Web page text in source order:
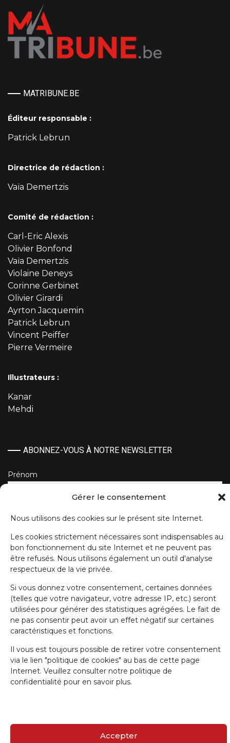
Gérer le consentement
Nous utilisons des cookies sur le présent site Internet.
Les cookies strictement nécessaires sont indispensables au
bon fonctionnement du site Internet et ne peuvent pas
être refusés. Nous utilisons également un outil d'analyse
respectueux de la vie privée.
Si vous donnez votre consentement, certaines données
(telles que votre navigateur, votre adresse IP, etc.) seront
utilisées pour générer des statistiques agrégées. Le fait de
ne pas consentir peut avoir un effet négatif sur certaines
caractéristiques et fonctions.
Il vous est toujours possible de retirer votre consentement
via le lien "politique de cookies" au bas de cette page
Internet. Veuillez consulter notre politique de
confidentialité pour en savoir plus.
Accepter
MATRIBUNE.BE
Éditeur responsable :
Patrick Lebrun
Directrice de rédaction :
Vaïa Demertzis
Comité de rédaction :
Carl-Eric Alexis
Olivier Bonfond
Vaïa Demertzis
Violaine Deneys
Corinne Gerbinet
Olivier Girardi
Ayrton Jacquemin
Patrick Lebrun
Vincent Peiffer
Pierre Vermeire
Illustrateurs :
Kanar
Mehdi
ABONNEZ-VOUS À NOTRE NEWSLETTER
Prénom
E-mail
J'accepte la politique de confidentialité.
IRW-CGSP 2024 / Responsable: Patrick Lebrun, Rue de Namur 47 –
5000 BEEZ / Webmaster :
Olivier Girardi / Website by